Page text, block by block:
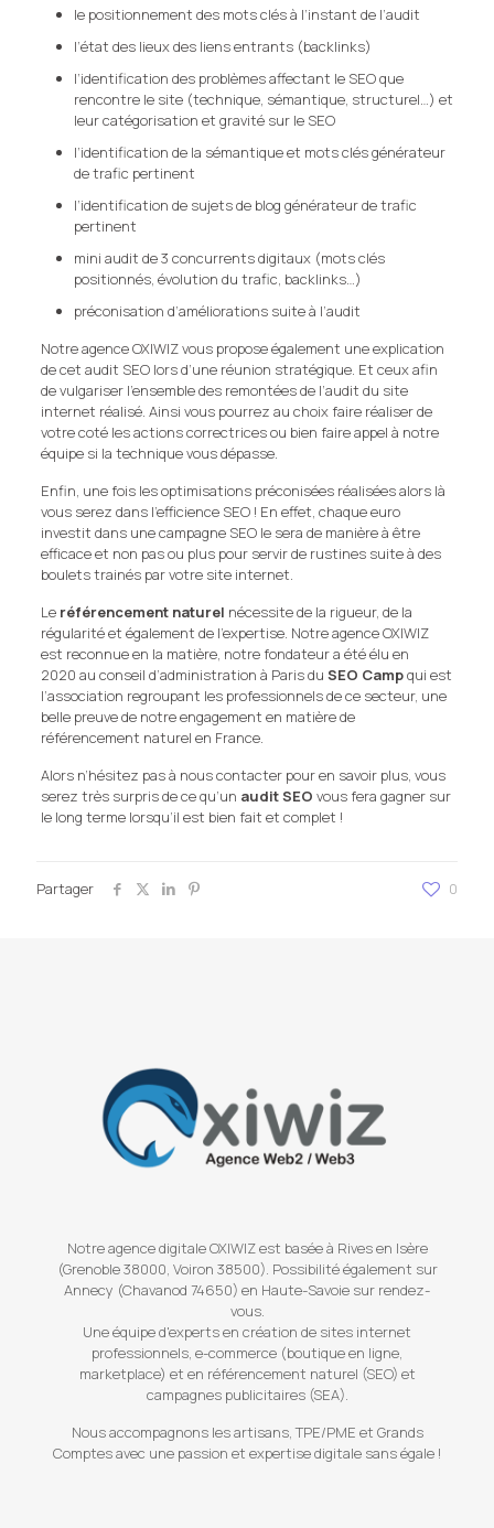
le positionnement des mots clés à l’instant de l’audit
l’état des lieux des liens entrants (backlinks)
l’identification des problèmes affectant le SEO que
rencontre le site (technique, sémantique, structurel…) et
leur catégorisation et gravité sur le SEO
l’identification de la sémantique et mots clés générateur
de trafic pertinent
l’identification de sujets de blog générateur de trafic
pertinent
mini audit de 3 concurrents digitaux (mots clés
positionnés, évolution du trafic, backlinks…)
préconisation d’améliorations suite à l’audit
Notre agence OXIWIZ vous propose également une explication
de cet audit SEO lors d’une réunion stratégique. Et ceux afin
de vulgariser l’ensemble des remontées de l’audit du site
internet réalisé. Ainsi vous pourrez au choix faire réaliser de
votre coté les actions correctrices ou bien faire appel à notre
équipe si la technique vous dépasse.
Enfin, une fois les optimisations préconisées réalisées alors là
vous serez dans l’efficience SEO ! En effet, chaque euro
investit dans une campagne SEO le sera de manière à être
efficace et non pas ou plus pour servir de rustines suite à des
boulets trainés par votre site internet.
Le référencement naturel nécessite de la rigueur, de la
régularité et également de l’expertise. Notre agence OXIWIZ
est reconnue en la matière, notre fondateur a été élu en
2020 au conseil d’administration à Paris du SEO Campqui est
l’association regroupant les professionnels de ce secteur, une
belle preuve de notre engagement en matière de
référencement naturel en France.
Alors n’hésitez pas à nous contacter pour en savoir plus, vous
serez très surpris de ce qu’un audit SEO vous fera gagner sur
le long terme lorsqu’il est bien fait et complet !
Partager 0
Notre agence digitale OXIWIZ est basée à Rives en Isère
(Grenoble 38000, Voiron 38500). Possibilité également sur
Annecy (Chavanod 74650) en Haute-Savoie sur rendez-
vous.
Une équipe d'experts en création de sites internet
professionnels, e-commerce (boutique en ligne,
marketplace) et en référencement naturel (SEO) et
campagnes publicitaires (SEA).
Nous accompagnons les artisans, TPE/PME et Grands
Comptes avec une passion et expertise digitale sans égale !